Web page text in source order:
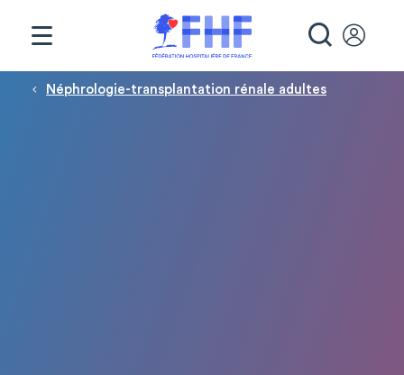
Fil d'Ariane
Néphrologie-transplantation rénale adultes
Panneau de gestion des cookies